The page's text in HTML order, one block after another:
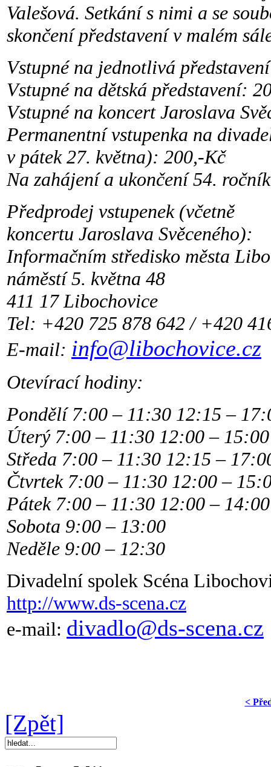
Valešová. Setkání s nimi a se
skončení představení v malém
Vstupné na jednotlivá
Vstupné na dětská představení:
Vstupné na koncert Jaroslava
Permanentní vstupenka na
v pátek 27. května): 200,-Kč
Na zahájení a ukončení 54.
Předprodej vstupenek (včetně
koncertu Jaroslava Svěceného):
Informačním středisko města
náměstí 5. května 48
411 17 Libochovice
Tel: +420 725 878 642 / +420
E-mail: info@libochovice.cz
Otevírací hodiny:
Pondělí 7:00 – 11:30 12:15 –
Úterý 7:00 – 11:30 12:00 – 15:00
Středa 7:00 – 11:30 12:15 –
Čtvrtek 7:00 – 11:30 12:00 –
Pátek 7:00 – 11:30 12:00 – 14:00
Sobota 9:00 – 13:00
Neděle 9:00 – 12:30
Divadelní spolek Scéna
http://www.ds-scena.cz
e-mail: divadlo@ds-scena.cz
<
[Zpět]